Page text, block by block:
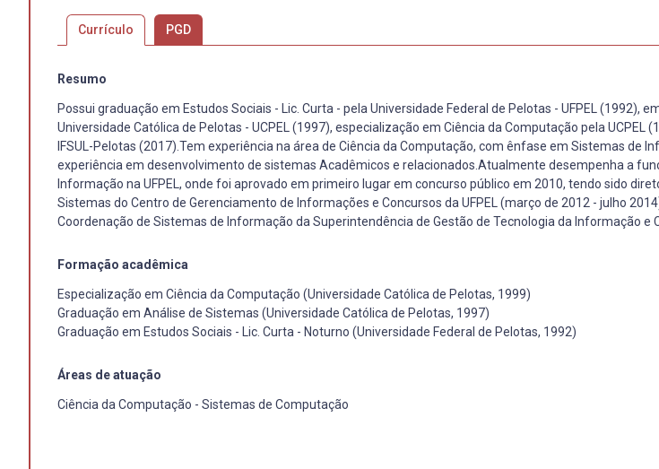
Currículo PGD
Resumo
Possui graduação em Estudos Sociais - Lic. Curta - pela Universidade Federal de Pelotas - UFPEL (1992),
Universidade Católica de Pelotas - UCPEL (1997), especialização em Ciência da Computação pela UCPEL
IFSUL-Pelotas (2017).Tem experiência na área de Ciência da Computação, com ênfase em Sistemas de
experiência em desenvolvimento de sistemas Acadêmicos e relacionados.Atualmente desempenha a
Informação na UFPEL, onde foi aprovado em primeiro lugar em concurso público em 2010, tendo sido
Sistemas do Centro de Gerenciamento de Informações e Concursos da UFPEL (março de 2012 - julho
Coordenação de Sistemas de Informação da Superintendência de Gestão de Tecnologia da Informação e
Formação acadêmica
Especialização em Ciência da Computação (Universidade Católica de Pelotas, 1999)
Graduação em Análise de Sistemas (Universidade Católica de Pelotas, 1997)
Graduação em Estudos Sociais - Lic. Curta - Noturno (Universidade Federal de Pelotas, 1992)
Áreas de atuação
Ciência da Computação - Sistemas de Computação